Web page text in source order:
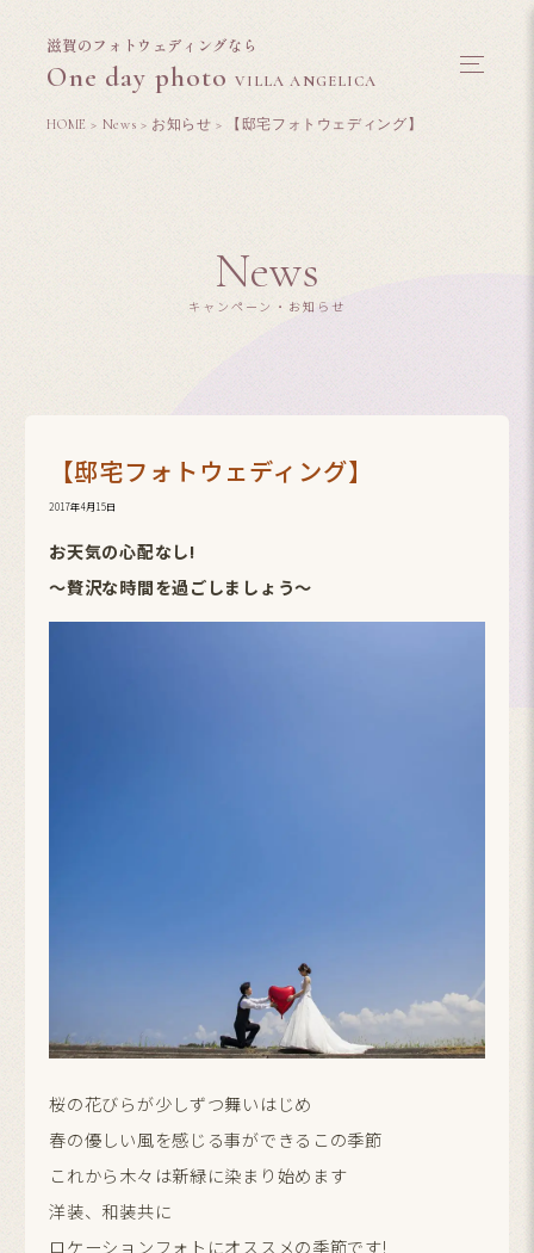
滋賀のフォトウェディングなら
One day photoVILLA ANGELICA
HOME > News > お知らせ > 【邸宅フォトウェディング】
News
キャンペーン・お知らせ
【邸宅フォトウェディング】
2017年4月15日
お天気の心配なし!
～贅沢な時間を過ごしましょう～
桜の花びらが少しずつ舞いはじめ
春の優しい風を感じる事ができるこの季節
これから木々は新緑に染まり始めます
洋装、和装共に
ロケーションフォトにオススメの季節です!